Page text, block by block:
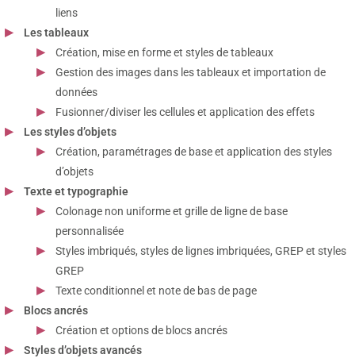
liens
Les tableaux
Création, mise en forme et styles de tableaux
Gestion des images dans les tableaux et importation de
données
Fusionner/diviser les cellules et application des effets
Les styles d’objets
Création, paramétrages de base et application des styles
d’objets
Texte et typographie
Colonage non uniforme et grille de ligne de base
personnalisée
Styles imbriqués, styles de lignes imbriquées, GREP et styles
GREP
Texte conditionnel et note de bas de page
Blocs ancrés
Création et options de blocs ancrés
Styles d’objets avancés